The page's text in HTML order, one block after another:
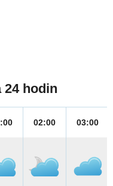
24 hodin
02:00 03:00